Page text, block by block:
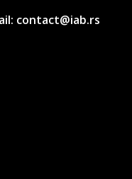
contact@iab.rs